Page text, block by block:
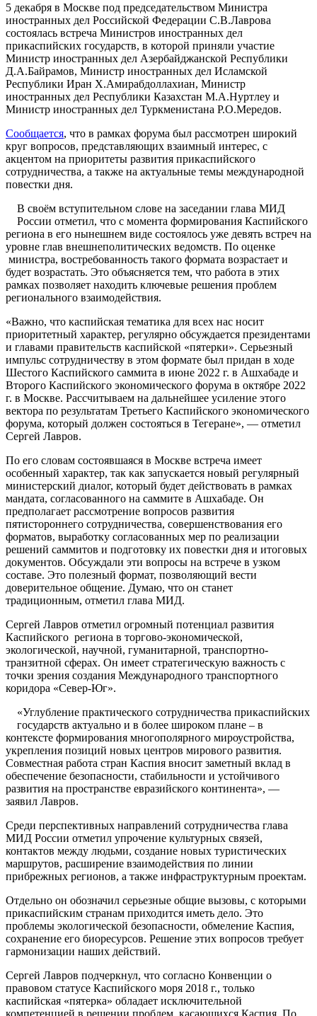
5 декабря в Москве под председательством Министра
иностранных дел Российской Федерации С.В.Лаврова
состоялась встреча Министров иностранных дел
прикаспийских государств, в которой приняли участие
Министр иностранных дел Азербайджанской Республики
Д.А.Байрамов, Министр иностранных дел Исламской
Республики Иран Х.Амирабдоллахиан, Министр
иностранных дел Республики Казахстан М.А.Нуртлеу и
Министр иностранных дел Туркменистана Р.О.Мередов.
Сообщается, что в рамках форума был рассмотрен широкий
круг вопросов, представляющих взаимный интерес, с
акцентом на приоритеты развития прикаспийского
сотрудничества, а также на актуальные темы международной
повестки дня.
В своём вступительном слове на заседании глава МИД
России отметил, что с момента формирования Каспийского
региона в его нынешнем виде состоялось уже девять встреч на
уровне глав внешнеполитических ведомств. По оценке
министра, востребованность такого формата возрастает и
будет возрастать. Это объясняется тем, что работа в этих
рамках позволяет находить ключевые решения проблем
регионального взаимодействия.
«Важно, что каспийская тематика для всех нас носит
приоритетный характер, регулярно обсуждается президентами
и главами правительств каспийской «пятерки». Серьезный
импульс сотрудничеству в этом формате был придан в ходе
Шестого Каспийского саммита в июне 2022 г. в Ашхабаде и
Второго Каспийского экономического форума в октябре 2022
г. в Москве. Рассчитываем на дальнейшее усиление этого
вектора по результатам Третьего Каспийского экономического
форума, который должен состояться в Тегеране», — отметил
Сергей Лавров.
По его словам состоявшаяся в Москве встреча имеет
особенный характер, так как запускается новый регулярный
министерский диалог, который будет действовать в рамках
мандата, согласованного на саммите в Ашхабаде. Он
предполагает рассмотрение вопросов развития
пятистороннего сотрудничества, совершенствования его
форматов, выработку согласованных мер по реализации
решений саммитов и подготовку их повестки дня и итоговых
документов. Обсуждали эти вопросы на встрече в узком
составе. Это полезный формат, позволяющий вести
доверительное общение. Думаю, что он станет
традиционным, отметил глава МИД.
Сергей Лавров отметил огромный потенциал развития
Каспийского региона в торгово-экономической,
экологической, научной, гуманитарной, транспортно-
транзитной сферах. Он имеет стратегическую важность с
точки зрения создания Международного транспортного
коридора «Север-Юг».
«Углубление практического сотрудничества прикаспийских
государств актуально и в более широком плане – в
контексте формирования многополярного мироустройства,
укрепления позиций новых центров мирового развития.
Совместная работа стран Каспия вносит заметный вклад в
обеспечение безопасности, стабильности и устойчивого
развития на пространстве евразийского континента», —
заявил Лавров.
Среди перспективных направлений сотрудничества глава
МИД России отметил упрочение культурных связей,
контактов между людьми, создание новых туристических
маршрутов, расширение взаимодействия по линии
прибрежных регионов, а также инфраструктурным проектам.
Отдельно он обозначил серьезные общие вызовы, с которыми
прикаспийским странам приходится иметь дело. Это
проблемы экологической безопасности, обмеление Каспия,
сохранение его биоресурсов. Решение этих вопросов требует
гармонизации наших действий.
Сергей Лавров подчеркнул, что согласно Конвенции о
правовом статусе Каспийского моря 2018 г., только
каспийская «пятерка» обладает исключительной
компетенцией в решении проблем, касающихся Каспия. По